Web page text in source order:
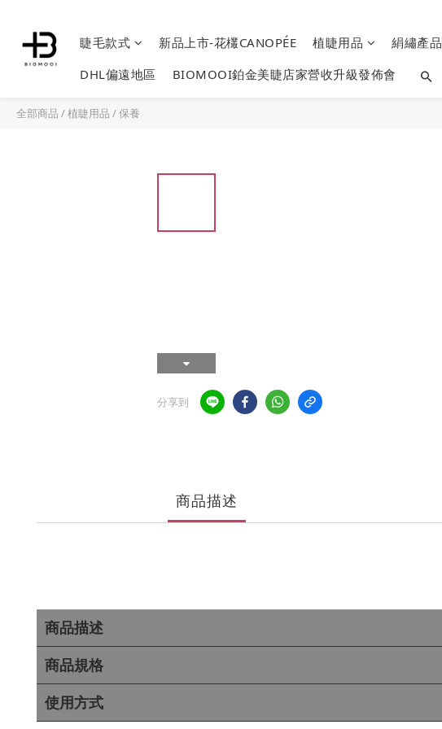
睫毛款式 新品上市-花欉CANOPÉE 植睫用品 絹繡產品
DHL偏遠地區
BIOMOOI鉑金美睫店家營收升級發佈會
全部商品 /植睫用品 /保養
分享到
商品描述
商品描述
商品規格
使用方式